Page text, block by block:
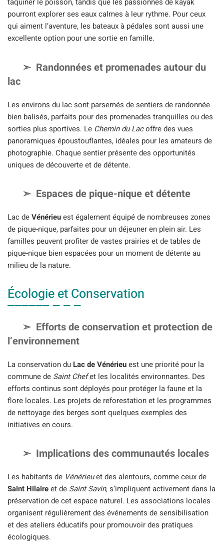
pourront explorer ses eaux calmes à leur rythme. Pour ceux
qui aiment l’aventure, les bateaux à pédales sont aussi une
excellente option pour une sortie en famille.
Randonnées et promenades autour du
lac
Les environs du lac sont parsemés de sentiers de randonnée
bien balisés, parfaits pour des promenades tranquilles ou des
sorties plus sportives. Le Chemin du Lacoffre des vues
panoramiques époustouflantes, idéales pour les amateurs de
photographie. Chaque sentier présente des opportunités
uniques de découverte et de détente.
Espaces de pique-nique et détente
Lac deVénérieuest également équipé de nombreuses zones
de pique-nique, parfaites pour un déjeuner en plein air. Les
familles peuvent profiter de vastes prairies et de tables de
pique-nique bien espacées pour un moment de détente au
milieu de la nature.
Écologie et Conservation
Efforts de conservation et protection de
l’environnement
La conservation du Lac de Vénérieuest une priorité pour la
commune de Saint Chefet les localités environnantes. Des
efforts continus sont déployés pour protéger la faune et la
flore locales. Les projets de reforestation et les programmes
de nettoyage des berges sont quelques exemples des
initiatives en cours.
Implications des communautés locales
Les habitants de Vénérieuet des alentours, comme ceux de
Saint Hilaireet de Saint Savin, s’impliquent activement dans la
préservation de cet espace naturel. Les associations locales
organisent régulièrement des événements de sensibilisation
et des ateliers éducatifs pour promouvoir des pratiques
écologiques.